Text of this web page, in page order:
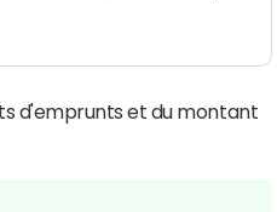
d'emprunts et du montant